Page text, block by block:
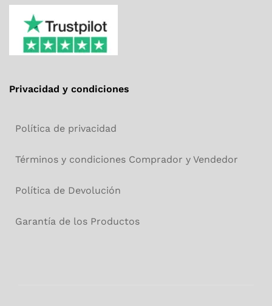
Privacidad y condiciones
Política de privacidad
Términos y condiciones Comprador y Vendedor
Política de Devolución
Garantía de los Productos